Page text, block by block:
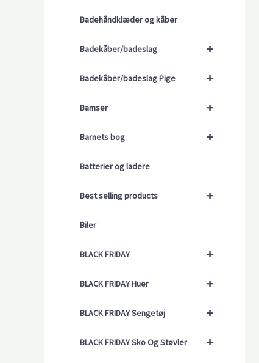
Badehåndklæder og kåber
+
Badekåber/badeslag
+
Badekåber/badeslag Pige
+
Bamser
+
Barnets bog
Batterier og ladere
+
Best selling products
Biler
+
BLACK FRIDAY
+
BLACK FRIDAY Huer
+
BLACK FRIDAY Sengetøj
+
BLACK FRIDAY Sko Og Støvler